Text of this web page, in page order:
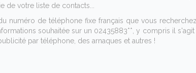
de votre liste de contacts...
numéro de téléphone fixe français que vous
souhaitée sur un 02435883**, y compris il
par téléphone, des arnaques et autres !